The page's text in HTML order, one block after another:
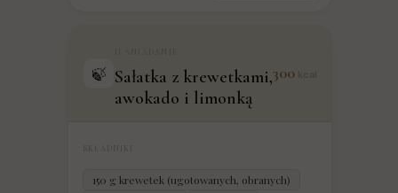
🍃 Sałatka z krewetkami,
awokado i limonką
300
SKŁADNIKI
150 g krewetek (ugotowanych, obranych)